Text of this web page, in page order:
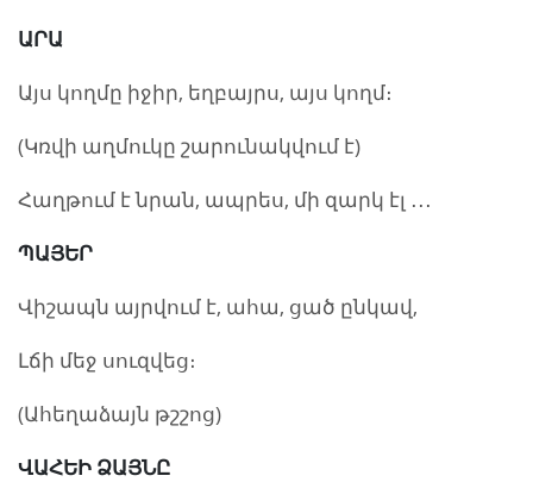
ԱՐԱ
Այս կողմը իջիր, եղբայրս, այս կողմ։
(Կռվի աղմուկը շարունակվում է)
Հաղթում է նրան, ապրես, մի զարկ էլ ․․․
ՊԱՅԵՐ
Վիշապն այրվում է, ահա, ցած ընկավ,
Լճի մեջ սուզվեց։
(Ահեղաձայն թշշոց)
ՎԱՀԵԻ ՁԱՅՆԸ